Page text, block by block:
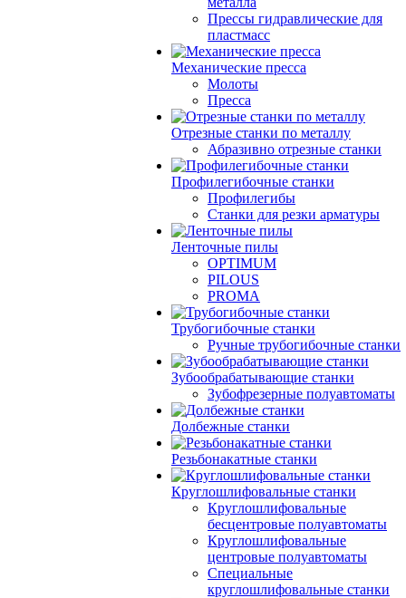
Прессы гидравлические для
пластмасс
Механические пресса
Молоты
Пресса
Отрезные станки по металлу
Абразивно отрезные станки
Профилегибочные станки
Профилегибы
Станки для резки арматуры
Ленточные пилы
OPTIMUM
PILOUS
PROMA
Трубогибочные станки
Ручные трубогибочные станки
Зубообрабатывающие станки
Зубофрезерные полуавтоматы
Долбежные станки
Резьбонакатные станки
Круглошлифовальные станки
Круглошлифовальные
бесцентровые полуавтоматы
Круглошлифовальные
центровые полуавтоматы
Специальные
круглошлифовальные станки